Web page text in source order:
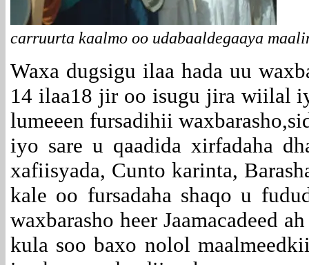
carruurta kaalmo oo udabaaldegaaya
Waxa dugsigu ilaa hada uu
14 ilaa18 jir oo isugu jira wiilal
lumeeen fursadihii
iyo sare u qaadida xirfadaha
xafiisyada, Cunto karinta,
kale oo fursadaha shaqo u
waxbarasho heer Jaamacadeed
kula soo baxo nolol